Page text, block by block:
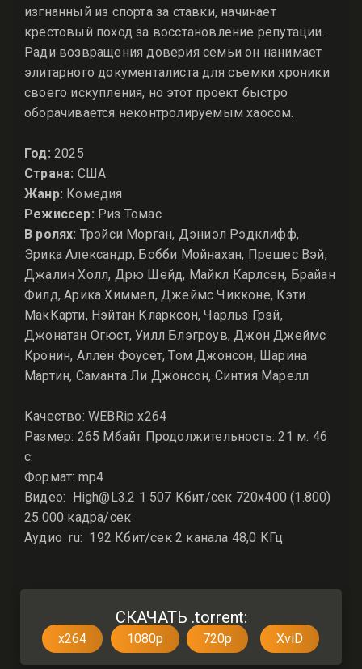
изгнанный из спорта за ставки, начинает
крестовый поход за восстановление репутации.
Ради возвращения доверия семьи он нанимает
элитарного документалиста для съемки хроники
своего искупления, но этот проект быстро
оборачивается неконтролируемым хаосом.
Год: 2025
Страна: США
Жанр: Комедия
Режиссер: Риз Томас
В ролях: Трэйси Морган, Дэниэл Рэдклифф,
Эрика Александр, Бобби Мойнахан, Прешес Вэй,
Джалин Холл, Дрю Шейд, Майкл Карлсен, Брайан
Филд, Арика Химмел, Джеймс Чикконе, Кэти
МакКарти, Нэйтан Кларксон, Чарльз Грэй,
Джонатан Огюст, Уилл Блэгроув, Джон Джеймс
Кронин, Аллен Фоусет, Том Джонсон, Шарина
Мартин, Саманта Ли Джонсон, Синтия Марелл
Качество: WEBRip x264
Размер: 265 Мбайт Продолжительность: 21 м. 46
с.
Формат: mp4
Видео: High@L3.2 1 507 Кбит/сек 720x400 (1.800)
25.000 кадра/сек
Аудио ru: 192 Кбит/сек 2 канала 48,0 КГц
СКАЧАТЬ .torrent:
x264 1080p 720p XviD